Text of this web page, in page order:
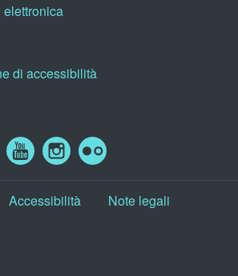
elettronica
di accessibilità
Accessibilità Note legali